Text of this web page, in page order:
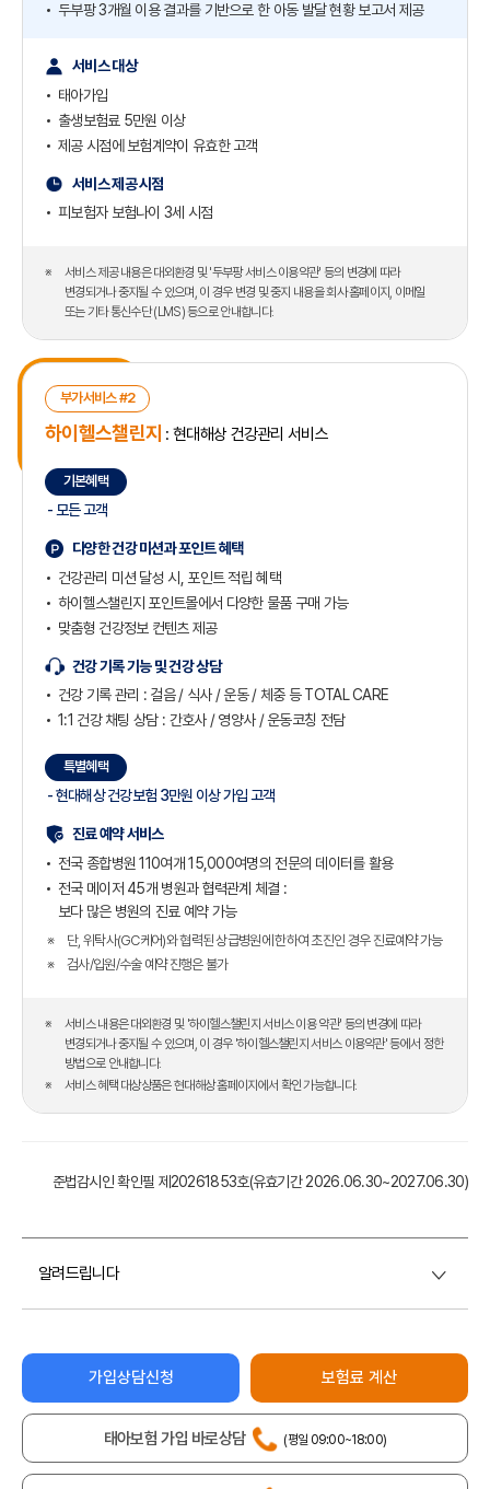
두부팡 3개월 이용 결과를 기반으로 한 아동 발달 현황 보고서 제공
서비스 대상
태아가입
출생보험료 5만원 이상
제공 시점에 보험계약이 유효한 고객
서비스 제공 시점
피보험자 보험나이 3세 시점
서비스 제공 내용은 대외환경 및 '두부팡 서비스 이용약관' 등의 변경에 따라
변경되거나 중지될 수 있으며, 이 경우 변경 및 중지 내용을 회사 홈페이지, 이메일
또는 기타 통신수단 (LMS) 등으로 안내합니다.
부가서비스 #2
하이헬스챌린지 : 현대해상 건강관리 서비스
기본혜택
- 모든 고객
다양한 건강 미션과 포인트 혜택
건강관리 미션 달성 시, 포인트 적립 혜택
하이헬스챌린지 포인트몰에서 다양한 물품 구매 가능
맞춤형 건강정보 컨텐츠 제공
건강 기록 기능 및 건강 상담
건강 기록 관리 : 걸음 / 식사 / 운동 / 체중 등TOTAL CARE
1:1 건강 채팅 상담 : 간호사 / 영양사 / 운동코칭 전담
특별혜택
- 현대해상 건강보험 3만원 이상 가입 고객
진료 예약 서비스
전국 종합병원 110여개 15,000여명의 전문의 데이터를 활용
전국 메이저 45개 병원과 협력관계 체결 :
보다 많은 병원의 진료 예약 가능
단, 위탁사(GC케어)와 협력된 상급병원에 한하여 초진인 경우 진료예약 가능
검사/입원/수술 예약 진행은 불가
서비스 내용은 대외환경 및 '하이헬스챌린지 서비스 이용 약관' 등의 변경에 따라
변경되거나 중지될 수 있으며, 이 경우 '하이헬스챌린지 서비스 이용약관' 등에서 정한
방법으로 안내합니다.
서비스 혜택 대상상품은 현대해상 홈페이지에서 확인 가능합니다.
준법감시인 확인필 제20261853호(유효기간 2026.06.30~2027.06.30)
알려드립니다
가입상담신청 보험료 계산
태아보험 가입 바로상담 (평일 09:00~18:00)